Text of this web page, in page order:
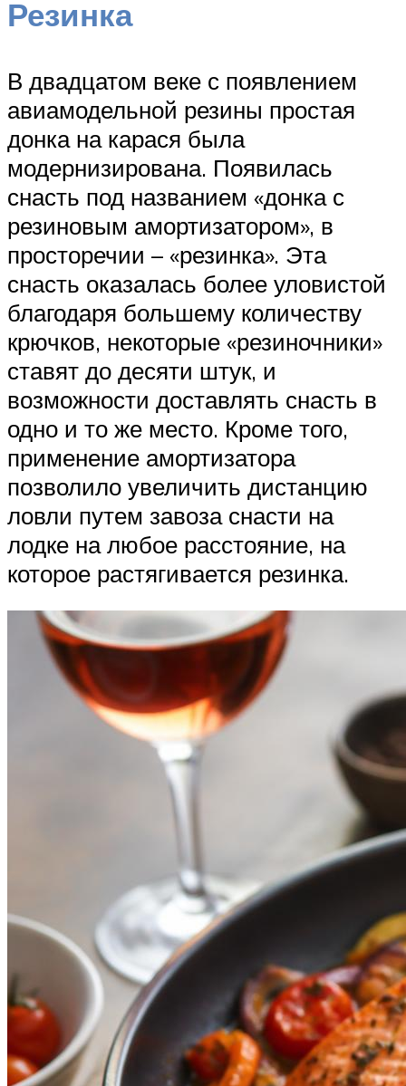
Резинка
В двадцатом веке с появлением
авиамодельной резины простая
донка на карася была
модернизирована. Появилась
снасть под названием «донка с
резиновым амортизатором», в
просторечии – «резинка». Эта
снасть оказалась более уловистой
благодаря большему количеству
крючков, некоторые «резиночники»
ставят до десяти штук, и
возможности доставлять снасть в
одно и то же место. Кроме того,
применение амортизатора
позволило увеличить дистанцию
ловли путем завоза снасти на
лодке на любое расстояние, на
которое растягивается резинка.